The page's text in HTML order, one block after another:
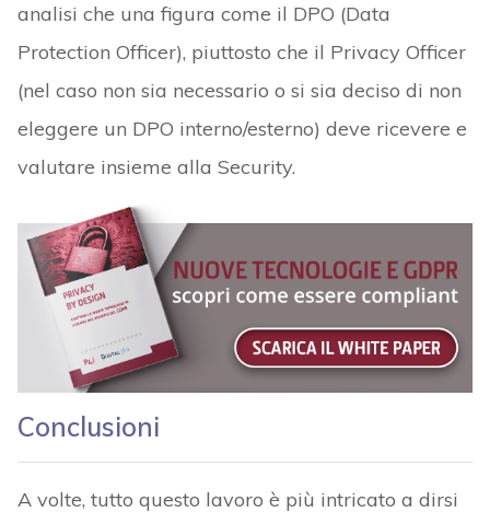
analisi che una figura come il DPO (Data
Protection Officer), piuttosto che il Privacy Officer
(nel caso non sia necessario o si sia deciso di non
eleggere un DPO interno/esterno) deve ricevere e
valutare insieme alla Security.
Conclusioni
A volte, tutto questo lavoro è più intricato a dirsi